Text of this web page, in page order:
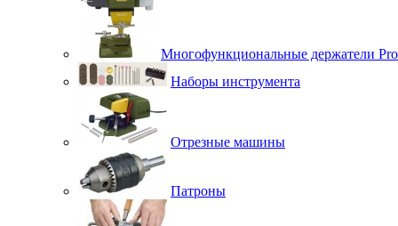
Многофункциональные держатели
Наборы инструмента
Отрезные машины
Патроны